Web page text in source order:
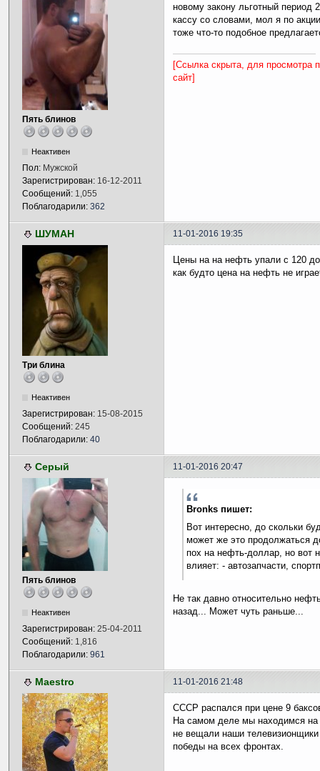
Пять блинов
Неактивен
Пол: Мужской
Зарегистрирован: 16-12-2011
Сообщений: 1,055
Поблагодарили: 362
новому закону льготный период
кассу со словами, мол я по
тоже что-то подобное
[Ссылка скрыта, для просмотра
сайт]
ШУМАН 11-01-2016 19:35
Три блина
Неактивен
Зарегистрирован: 15-08-2015
Сообщений: 245
Поблагодарили: 40
Цены на на нефть упали с 120
как будто цена на нефть не
Серый 11-01-2016 20:47
Пять блинов
Неактивен
Зарегистрирован: 25-04-2011
Сообщений: 1,816
Поблагодарили: 961
Bronks пишет:
Вот интересно, до скольки
может же это продолжаться
пох на нефть-доллар, но вот
влияет: - автозапчасти,
Не так давно относительно
назад... Может чуть раньше...
Maestro 11-01-2016 21:48
СССР распался при цене 9
На самом деле мы находимся на
не вещали наши
победы на всех фронтах.